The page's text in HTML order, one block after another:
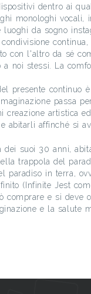
dentro ai
monologhi vocali,
da sogno
con l'altro da sé
noi stessi. La
presente continuo
passa
creazione artistica
abitarli affinché si
dei suoi 30 anni,
trappola del
paradiso in terra,
(Infinite Jest
comprare e si deve
e la salute